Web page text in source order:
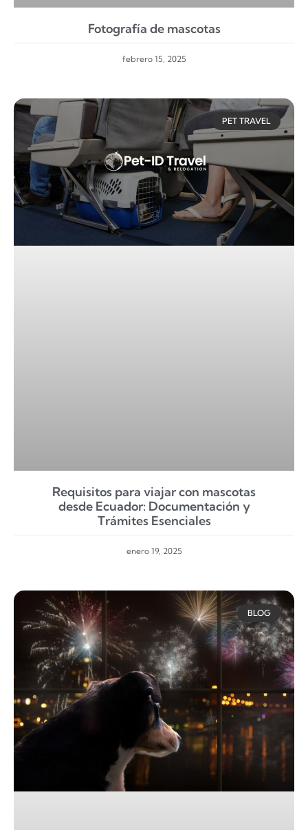
Fotografía de mascotas
febrero 15, 2025
PET TRAVEL
Requisitos para viajar con mascotas
desde Ecuador: Documentación y
Trámites Esenciales
enero 19, 2025
BLOG